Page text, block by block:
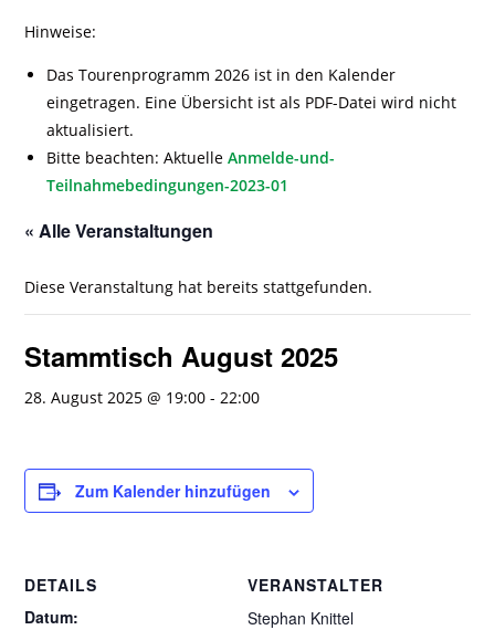
Hinweise:
Das Tourenprogramm 2026 ist in den Kalender
eingetragen. Eine Übersicht ist als PDF-Datei wird nicht
aktualisiert.
Bitte beachten: Aktuelle Anmelde-und-
Teilnahmebedingungen-2023-01
« Alle Veranstaltungen
Diese Veranstaltung hat bereits stattgefunden.
Stammtisch August 2025
28. August 2025 @ 19:00 -22:00
Zum Kalender hinzufügen
DETAILS
Datum:
VERANSTALTER
Stephan Knittel